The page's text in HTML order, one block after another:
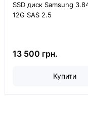
SSD диск Samsung
12G SAS 2.5
13 500 грн.
Купити